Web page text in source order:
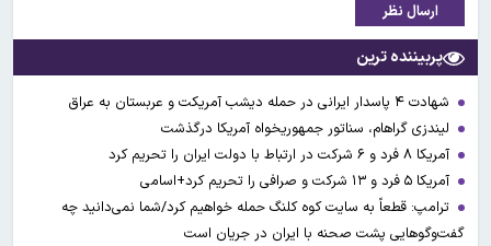
ارسال نظر
پربیننده ترین
شهادت ۴ پاسدار ایرانی در حمله دیشب آمریکت و عربستان به عراق
لیندزی گراهام، سناتور جمهوریخواه آمریکا درگذشت
آمریکا ۸ فرد و ۶ شرکت در ارتباط با دولت ایران را تحریم کرد
آمریکا ۵ فرد و ۱۳ شرکت و صرافی را تحریم کرد+اسامی
ترامپ: قطعاً به سایت کوه کلنگ حمله خواهیم کرد/شما نمی‌دانید چه
گفت‌وگوهایی پشت صحنه با ایران در جریان است